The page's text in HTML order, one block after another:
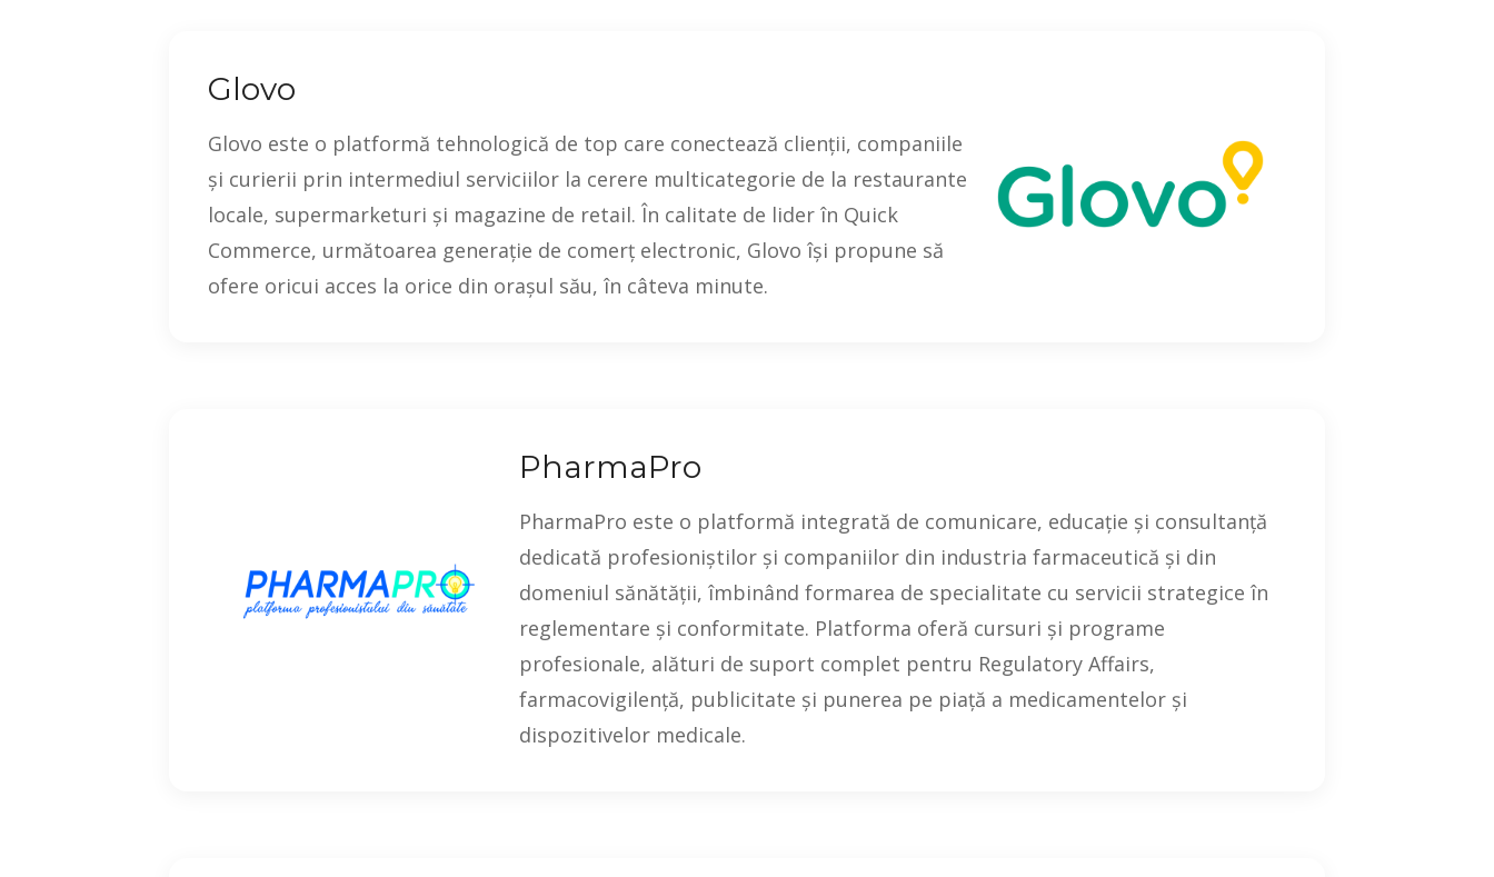
Glovo
Glovo este o platformă tehnologică de top care conectează clienții, companiile
și curierii prin intermediul serviciilor la cerere multicategorie de la restaurante
locale, supermarketuri și magazine de retail. În calitate de lider în Quick
Commerce, următoarea generație de comerț electronic, Glovo își propune să
ofere oricui acces la orice din orașul său, în câteva minute.
PharmaPro
PharmaPro este o platformă integrată de comunicare, educație și consultanță
dedicată profesioniștilor și companiilor din industria farmaceutică și din
domeniul sănătății, îmbinând formarea de specialitate cu servicii strategice în
reglementare și conformitate. Platforma oferă cursuri și programe
profesionale, alături de suport complet pentru Regulatory Affairs,
farmacovigilență, publicitate și punerea pe piață a medicamentelor și
dispozitivelor medicale.